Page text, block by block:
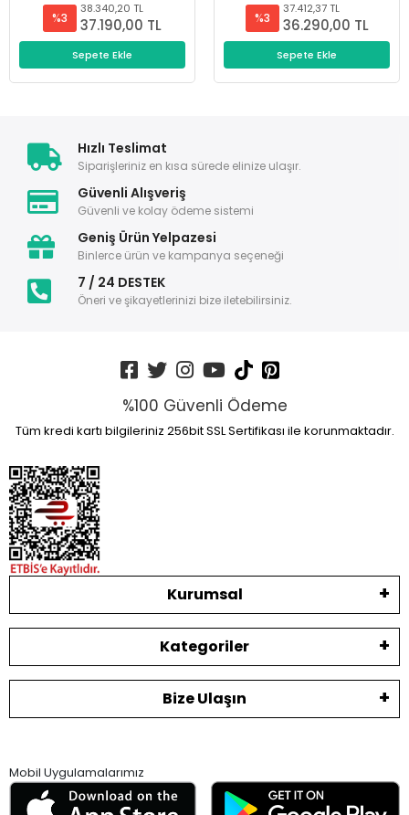
%3
38.340,20 TL
37.190,00 TL
Sepete Ekle
%3
37.412,37 TL
36.290,00 TL
Sepete Ekle
Hızlı Teslimat
Siparişleriniz en kısa sürede elinize ulaşır.
Güvenli Alışveriş
Güvenli ve kolay ödeme sistemi
Geniş Ürün Yelpazesi
Binlerce ürün ve kampanya seçeneği
7 / 24 DESTEK
Öneri ve şikayetlerinizi bize iletebilirsiniz.
%100 Güvenli Ödeme
Tüm kredi kartı bilgileriniz 256bit SSL Sertifikası ile korunmaktadır.
Kurumsal
Kategoriler
Bize Ulaşın
Mobil Uygulamalarımız